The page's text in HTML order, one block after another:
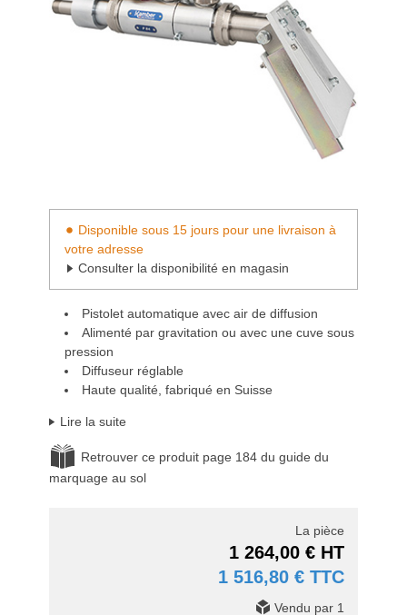
Disponible sous 15 jours pour une livraison à
votre adresse
Consulter la disponibilité en magasin
Pistolet automatique avec air de diffusion
Alimenté par gravitation ou avec une cuve sous
pression
Diffuseur réglable
Haute qualité, fabriqué en Suisse
Lire la suite
Retrouver ce produit page 184 du guide du
marquage au sol
La pièce
1 264,00 € HT
1 516,80 € TTC
Vendu par 1